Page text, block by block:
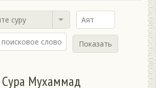
суру
Показать
Сура Мухаммад